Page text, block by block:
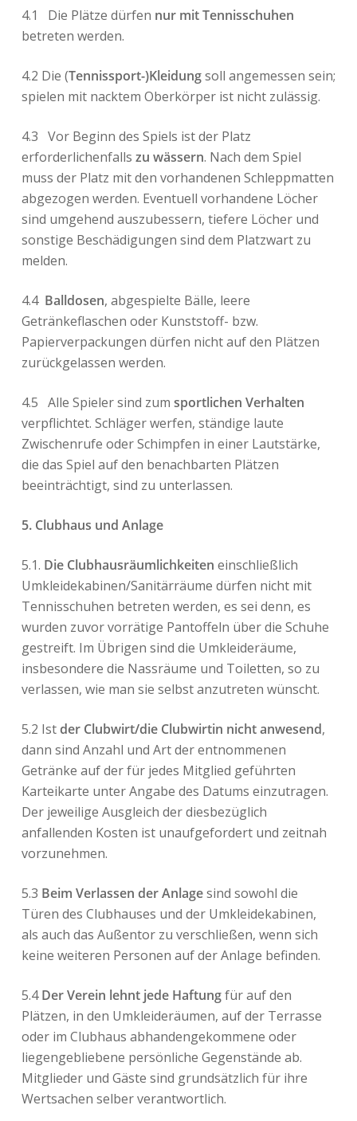
4.1 Die Plätze dürfen nur mit Tennisschuhen
betreten werden.
4.2 Die (Tennissport-)Kleidungsoll angemessen sein;
spielen mit nacktem Oberkörper ist nicht zulässig.
4.3 Vor Beginn des Spiels ist der Platz
erforderlichenfalls zu wässern. Nach dem Spiel
muss der Platz mit den vorhandenen Schleppmatten
abgezogen werden. Eventuell vorhandene Löcher
sind umgehend auszubessern, tiefere Löcher und
sonstige Beschädigungen sind dem Platzwart zu
melden.
4.4 Balldosen, abgespielte Bälle, leere
Getränkeflaschen oder Kunststoff- bzw.
Papierverpackungen dürfen nicht auf den Plätzen
zurückgelassen werden.
4.5 Alle Spieler sind zum sportlichen Verhalten
verpflichtet. Schläger werfen, ständige laute
Zwischenrufe oder Schimpfen in einer Lautstärke,
die das Spiel auf den benachbarten Plätzen
beeinträchtigt, sind zu unterlassen.
5. Clubhaus und Anlage
5.1. Die Clubhausräumlichkeiten einschließlich
Umkleidekabinen/Sanitärräume dürfen nicht mit
Tennisschuhen betreten werden, es sei denn, es
wurden zuvor vorrätige Pantoffeln über die Schuhe
gestreift. Im Übrigen sind die Umkleideräume,
insbesondere die Nassräume und Toiletten, so zu
verlassen, wie man sie selbst anzutreten wünscht.
5.2 Istder Clubwirt/die Clubwirtin nicht anwesend,
dann sind Anzahl und Art der entnommenen
Getränke auf der für jedes Mitglied geführten
Karteikarte unter Angabe des Datums einzutragen.
Der jeweilige Ausgleich der diesbezüglich
anfallenden Kosten ist unaufgefordert und zeitnah
vorzunehmen.
5.3 Beim Verlassen der Anlagesind sowohl die
Türen des Clubhauses und der Umkleidekabinen,
als auch das Außentor zu verschließen, wenn sich
keine weiteren Personen auf der Anlage befinden.
5.4Der Verein lehnt jede Haftungfür auf den
Plätzen, in den Umkleideräumen, auf der Terrasse
oder im Clubhaus abhandengekommene oder
liegengebliebene persönliche Gegenstände ab.
Mitglieder und Gäste sind grundsätzlich für ihre
Wertsachen selber verantwortlich.